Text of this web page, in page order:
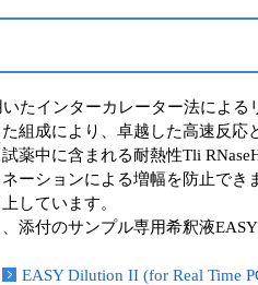
たインターカレーター法によ
組成により、卓越した高速反
薬中に含まれる耐熱性Tli
ーションによる増幅を防止で
しています。
添付のサンプル専用希釈液
EASY Dilution II (for Real Time